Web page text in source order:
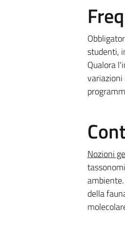
studenti,
Qualora
variazioni
Nozioni
della